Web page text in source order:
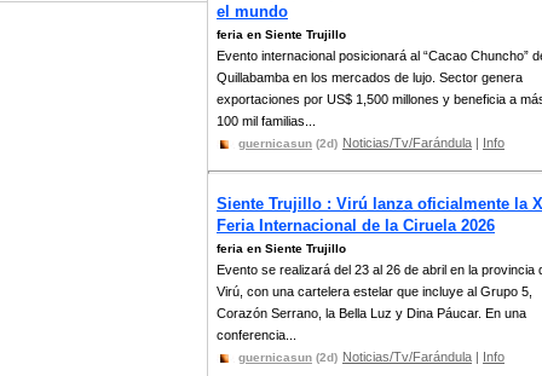
el mundo
feria en Siente Trujillo
Evento internacional posicionará al “Cacao Chuncho”
Quillabamba en los mercados de lujo. Sector genera
exportaciones por US$ 1,500 millones y beneficia a
100 mil familias...
guernicasun (2d) Noticias/Tv/Farándula | Info
Siente Trujillo : Virú lanza oficialmente la
Feria Internacional de la Ciruela 2026
feria en Siente Trujillo
Evento se realizará del 23 al 26 de abril en la provincia
Virú, con una cartelera estelar que incluye al Grupo 5,
Corazón Serrano, la Bella Luz y Dina Páucar. En una
conferencia...
guernicasun (2d) Noticias/Tv/Farándula | Info